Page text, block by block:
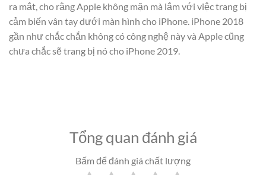
ra mắt, cho rằng Apple không mặn mà lắm với việc trang bị
cảm biến vân tay dưới màn hình cho iPhone. iPhone 2018
gần như chắc chắn không có công nghệ này và Apple cũng
chưa chắc sẽ trang bị nó cho iPhone 2019.
Tổng quan đánh giá
Bấm để đánh giá chất lượng